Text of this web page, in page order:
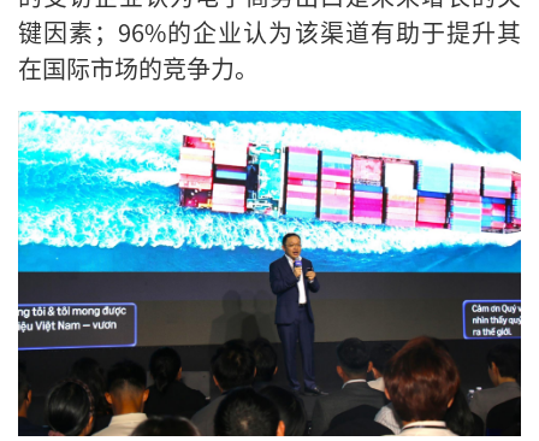
键因素；96%的企业认为该渠道有助于提升其
在国际市场的竞争力。